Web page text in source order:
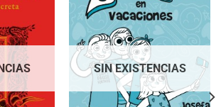
SIN EXISTENCIAS